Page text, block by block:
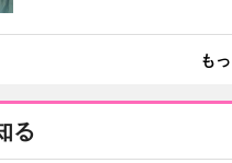
も
る